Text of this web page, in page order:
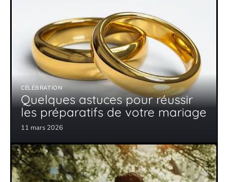
CÉLÉBRATION
Quelques astuces pour réussir
les préparatifs de votre mariage
11 mars 2026